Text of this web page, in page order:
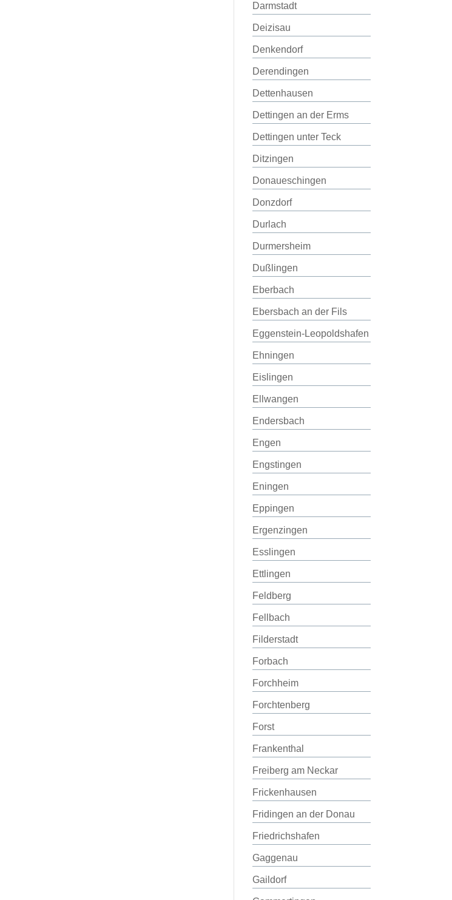
Darmstadt
Deizisau
Denkendorf
Derendingen
Dettenhausen
Dettingen an der Erms
Dettingen unter Teck
Ditzingen
Donaueschingen
Donzdorf
Durlach
Durmersheim
Dußlingen
Eberbach
Ebersbach an der Fils
Eggenstein-Leopoldshafen
Ehningen
Eislingen
Ellwangen
Endersbach
Engen
Engstingen
Eningen
Eppingen
Ergenzingen
Esslingen
Ettlingen
Feldberg
Fellbach
Filderstadt
Forbach
Forchheim
Forchtenberg
Forst
Frankenthal
Freiberg am Neckar
Frickenhausen
Fridingen an der Donau
Friedrichshafen
Gaggenau
Gaildorf